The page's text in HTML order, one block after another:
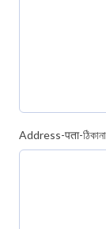
Address-पता-